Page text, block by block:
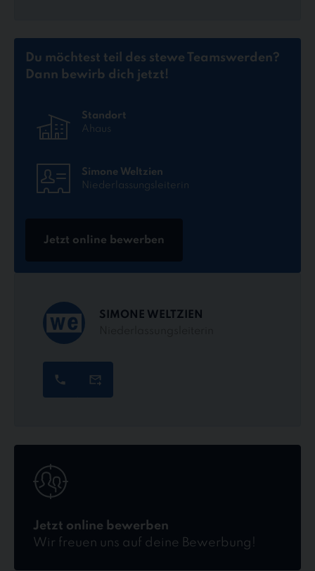
Du möchtest teil des stewe Teamswerden?
Dann bewirb dich jetzt!
Standort
Ahaus
Simone Weltzien
Niederlassungsleiterin
Jetzt online bewerben
SIMONE WELTZIEN
Jetzt online bewerben
Wir freuen uns auf deine Bewerbung!
online
bewerben